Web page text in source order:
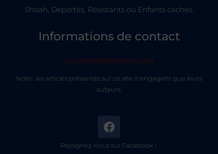
Shoah, Déportés, Résistants ou Enfants cachés.
Informations de contact
secretariat@farband.org
Note : les articles présentés sur ce site n’engagent que leurs
auteurs.
Rejoignez-nous sur Facebook !